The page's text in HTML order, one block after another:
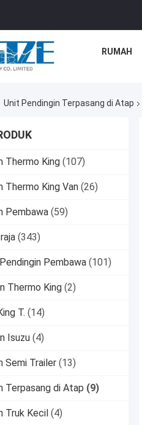
RUMAH
Unit Pendingin Terpasang di Atap
Thermo King (107)
Thermo King Van (26)
Pembawa (59)
(343)
Pembawa (101)
Thermo King (2)
T. (14)
Isuzu (4)
Semi Trailer (13)
Terpasang di Atap (9)
Truk Kecil (4)